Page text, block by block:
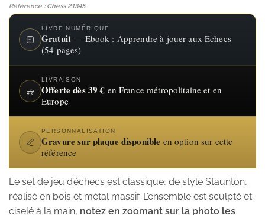
Référence : Chess 21345
LIVRE NUMÉRIQUE
Gratuit — Ebook : Apprendre à jouer aux Echecs
(54 pages)
LIVRAISON
Offerte dès 39 € en France métropolitaine et en
Europe
PERSONNALISATION
Gravure sur plaque disponible en option sur cette
référence
Le set de jeu d’échecs est classique, de style Staunton,
réalisé en bois et métal massif. L’ensemble est sculpté et
ciselé à la main, notez en zoomant sur la photo les